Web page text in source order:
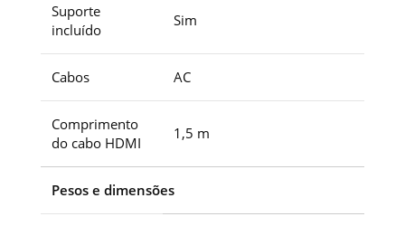
Suporte
incluído
Sim
Cabos AC
Comprimento
do cabo HDMI
1,5 m
Pesos e dimensões